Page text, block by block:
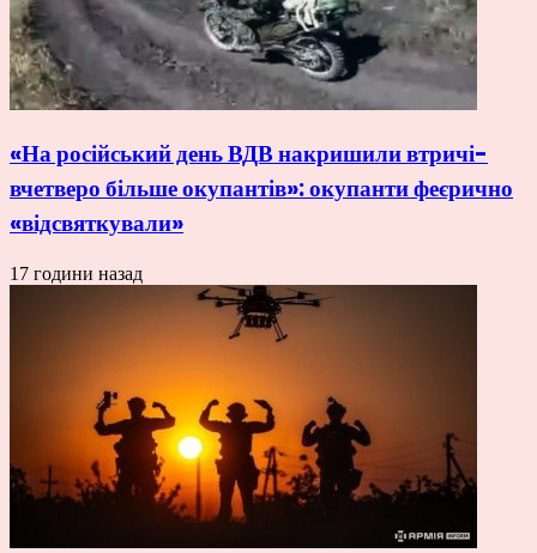
«На російський день ВДВ накришили втричі-
вчетверо більше окупантів»: окупанти феєрично
«відсвяткували»
17 години назад